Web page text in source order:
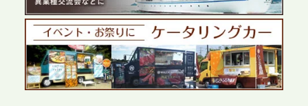
テーブル、千葉本社を新設。幕張・舞浜の大型イベ
ントから主要都市の社内懇親会まで、現地拠点を活
かしたスムーズな対応を展開
2026.5.22